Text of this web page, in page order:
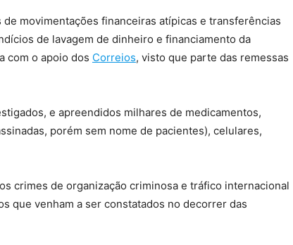
movimentações financeiras atípicas e transferências
de lavagem de dinheiro e financiamento da
com o apoio dos Correios, visto que parte das remessas
e apreendidos milhares de medicamentos,
porém sem nome de pacientes), celulares,
crimes de organização criminosa e tráfico internacional
que venham a ser constatados no decorrer das